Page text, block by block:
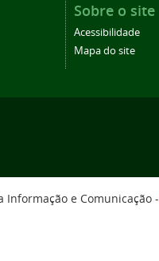
Sobre o site
Acessibilidade
Mapa do site
Informação e Comunicação -